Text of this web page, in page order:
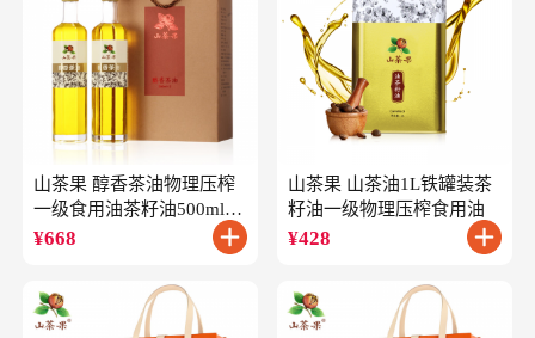
山茶果 醇香茶油物理压榨
一级食用油茶籽油500ml*2
礼盒
¥668
山茶果 山茶油1L铁罐装茶
籽油一级物理压榨食用油
¥428